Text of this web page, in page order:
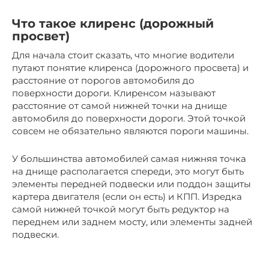
Что такое клиренс (дорожный
просвет)
Для начала стоит сказать, что многие водители
путают понятие клиренса (дорожного просвета) и
расстояние от порогов автомобиля до
поверхности дороги. Клиренсом называют
расстояние от самой нижней точки на днище
автомобиля до поверхности дороги. Этой точкой
совсем не обязательно являются пороги машины.
У большинства автомобилей самая нижняя точка
на днище располагается спереди, это могут быть
элементы передней подвески или поддон защиты
картера двигателя (если он есть) и КПП. Изредка
самой нижней точкой могут быть редуктор на
переднем или заднем мосту, или элементы задней
подвески.